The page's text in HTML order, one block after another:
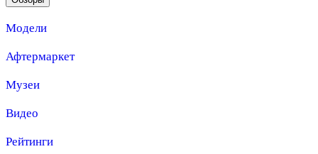
Модели
Афтермаркет
Музеи
Видео
Рейтинги